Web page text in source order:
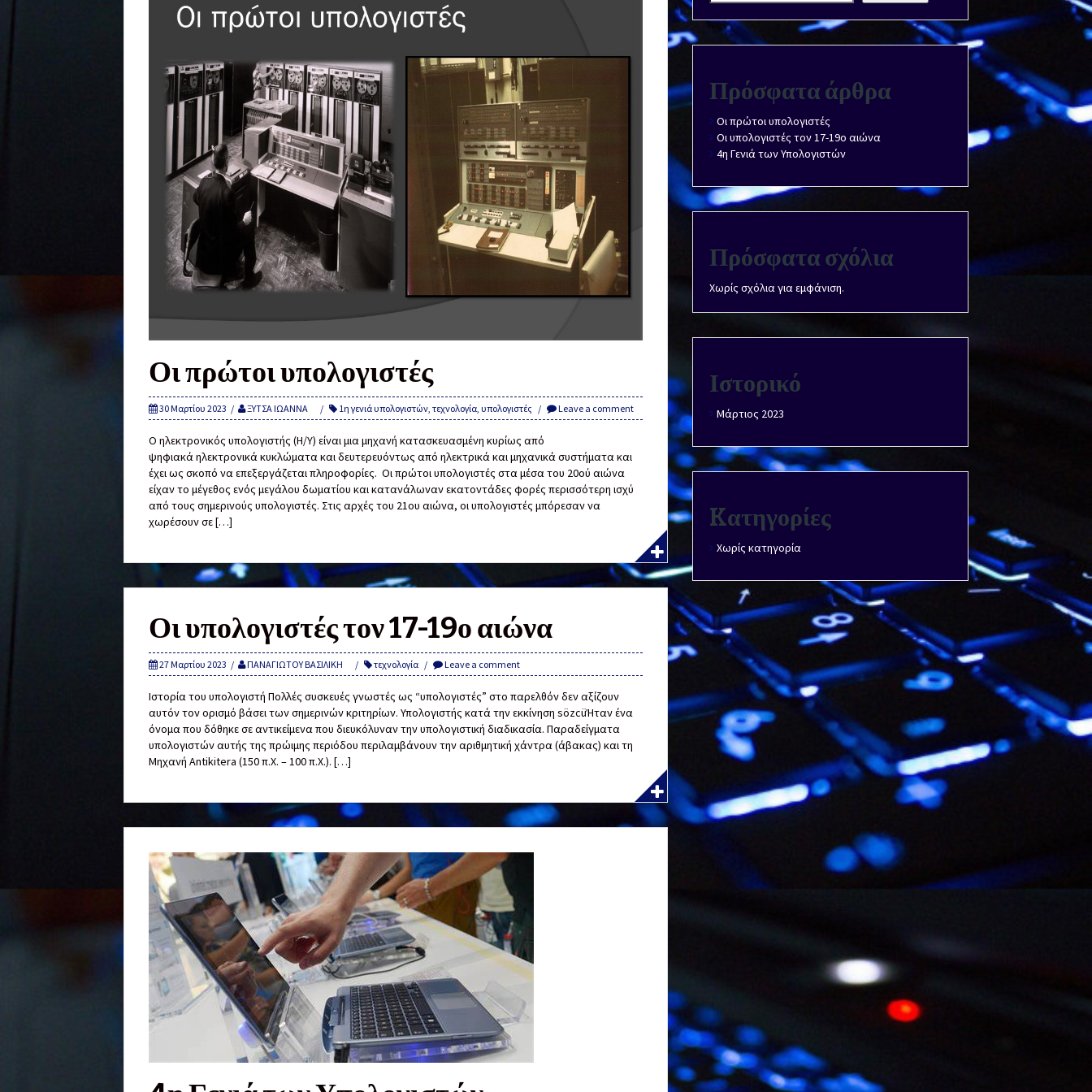
Οι πρώτοι υπολογιστές
30 Μαρτίου 2023 ΞΥΤΣΑ ΙΩΑΝΝΑ 1η γενιά υπολογιστών, τεχνολογία, υπολογιστές Leave a comment
Ο ηλεκτρονικός υπολογιστής (Η/Υ) είναι μια μηχανή κατασκευασμένη κυρίως από
ψηφιακά ηλεκτρονικά κυκλώματα και δευτερευόντως από ηλεκτρικά και μηχανικά συστήματα και
έχει ως σκοπό να επεξεργάζεται πληροφορίες. Οι πρώτοι υπολογιστές στα μέσα του 20ού αιώνα
είχαν το μέγεθος ενός μεγάλου δωματίου και κατανάλωναν εκατοντάδες φορές περισσότερη ισχύ
από τους σημερινούς υπολογιστές. Στις αρχές του 21ου αιώνα, οι υπολογιστές μπόρεσαν να
χωρέσουν σε […]
Οι υπολογιστές τον 17-19ο αιώνα
27 Μαρτίου 2023 ΠΑΝΑΓΙΩΤΟΥ ΒΑΣΙΛΙΚΗ τεχνολογία Leave a comment
Ιστορία του υπολογιστή Πολλές συσκευές γνωστές ως “υπολογιστές” στο παρελθόν δεν αξίζουν
αυτόν τον ορισμό βάσει των σημερινών κριτηρίων. Υπολογιστής κατά την εκκίνηση sözcüΉταν ένα
όνομα που δόθηκε σε αντικείμενα που διευκόλυναν την υπολογιστική διαδικασία. Παραδείγματα
υπολογιστών αυτής της πρώιμης περιόδου περιλαμβάνουν την αριθμητική χάντρα (άβακας) και τη
Μηχανή Antikitera (150 π.Χ. – 100 π.Χ.). […]
Πρόσφατα άρθρα
Οι πρώτοι υπολογιστές
Οι υπολογιστές τον 17-19ο αιώνα
4η Γενιά των Υπολογιστών
Πρόσφατα σχόλια
Χωρίς σχόλια για εμφάνιση.
Ιστορικό
Μάρτιος 2023
Kατηγορίες
Χωρίς κατηγορία